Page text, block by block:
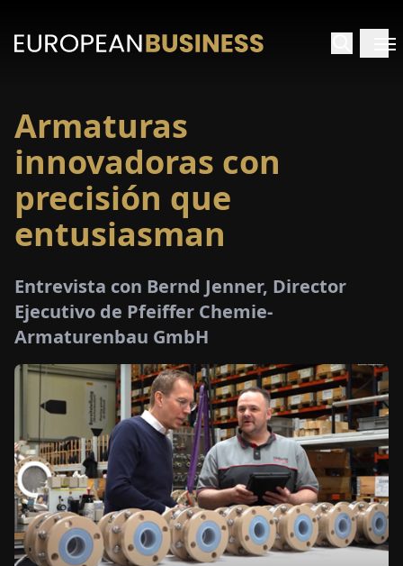
Armaturas
innovadoras con
precisión que
entusiasman
Entrevista con Bernd Jenner, Director
Ejecutivo de Pfeiffer Chemie-
Armaturenbau GmbH